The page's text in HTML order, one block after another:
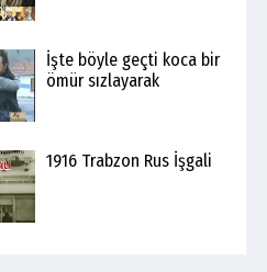
İşte böyle geçti koca bir
ömür sızlayarak
1916 Trabzon Rus İşgali